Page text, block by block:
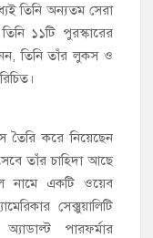
তিনি অন্যতম সেরা
১১টি পুরস্কারের
তিনি তাঁর লুকস ও
তৈরি করে নিয়েছেন
তাঁর চাহিদা আছে
নামে একটি ওয়েব
সেক্সুয়ালিটি
পারফর্মার